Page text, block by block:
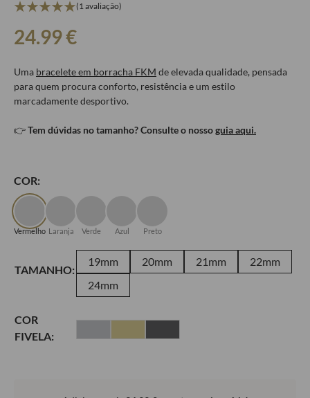
(1 avaliação)
24.99€
Uma bracelete em borracha FKM de elevada qualidade, pensada
para quem procura conforto, resistência e um estilo
marcadamente desportivo.
👉Tem dúvidas no tamanho? Consulte o nossoguia aqui.
COR:
Vermelho Laranja Verde Azul Preto
TAMANHO:
19mm 20mm 21mm
22mm
24mm
COR
FIVELA: